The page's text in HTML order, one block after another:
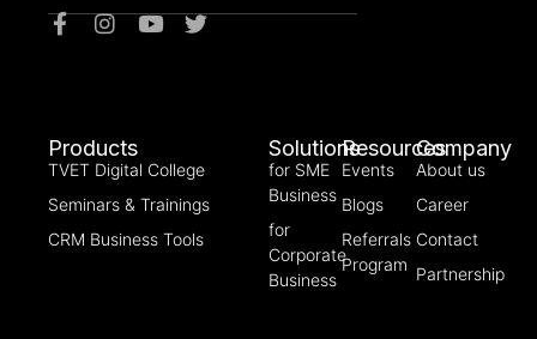
Products
TVET Digital College
Seminars & Trainings
CRM Business Tools
Solutions
for SME
Business
for
Corporate
Business
Resources
Events
Blogs
Referrals
Program
Company
About us
Career
Contact
Partnership